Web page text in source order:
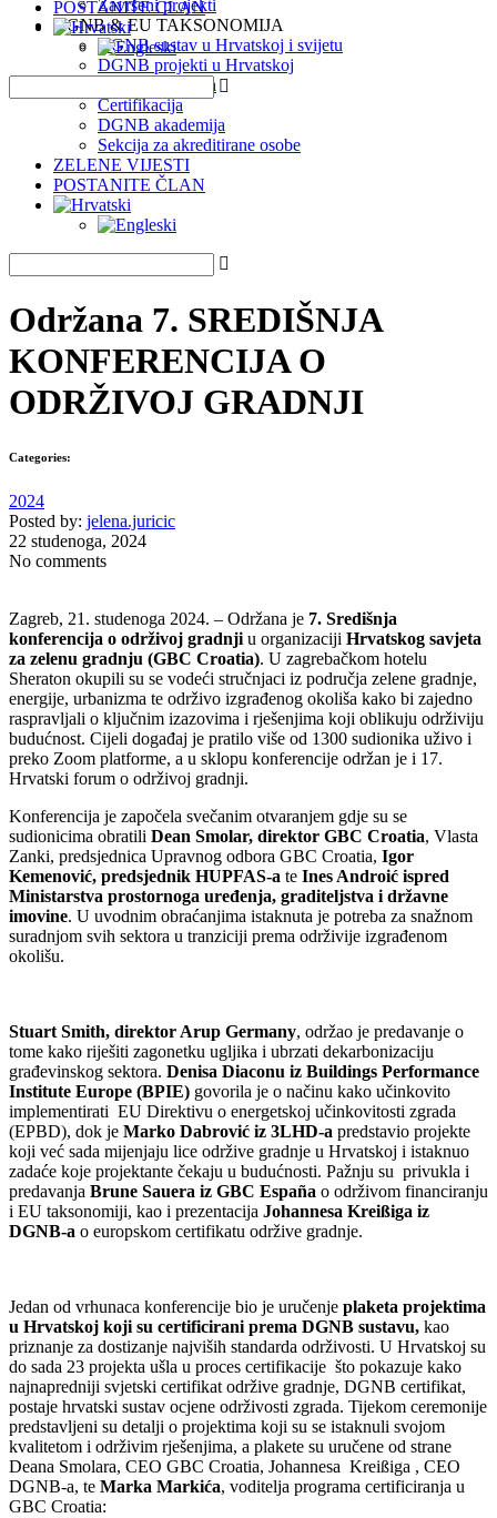
Završeni projekti
DGNB & EU TAKSONOMIJA
DGNB sustav u Hrvatskoj i svijetu
DGNB projekti u Hrvatskoj
EU Taksonomija
Certifikacija
DGNB akademija
Sekcija za akreditirane osobe
ZELENE VIJESTI
POSTANITE ČLAN
POSTANITE ČLAN
Održana 7. SREDIŠNJA
KONFERENCIJA O
ODRŽIVOJ GRADNJI
Categories:
2024
Posted by: jelena.juricic
22 studenoga, 2024
No comments
Zagreb, 21. studenoga 2024. – Održana je 7. Središnja
konferencija o održivoj gradnji u organizaciji Hrvatskog savjeta
za zelenu gradnju (GBC Croatia). U zagrebačkom hotelu
Sheraton okupili su se vodeći stručnjaci iz područja zelene gradnje,
energije, urbanizma te održivo izgrađenog okoliša kako bi zajedno
raspravljali o ključnim izazovima i rješenjima koji oblikuju održiviju
budućnost. Cijeli događaj je pratilo više od 1300 sudionika uživo i
preko Zoom platforme, a u sklopu konferencije održan je i 17.
Hrvatski forum o održivoj gradnji.
Konferencija je započela svečanim otvaranjem gdje su se
sudionicima obratili Dean Smolar, direktor GBC Croatia, Vlasta
Zanki, predsjednica Upravnog odbora GBC Croatia, Igor
Kemenović, predsjednik HUPFAS-a te Ines Androić ispred
Ministarstva prostornoga uređenja, graditeljstva i državne
imovine. U uvodnim obraćanjima istaknuta je potreba za snažnom
suradnjom svih sektora u tranziciji prema održivije izgrađenom
okolišu.
Stuart Smith, direktor Arup Germany, održao je predavanje o
tome kako riješiti zagonetku ugljika i ubrzati dekarbonizaciju
građevinskog sektora. Denisa Diaconu iz Buildings Performance
Institute Europe (BPIE) govorila je o načinu kako učinkovito
implementirati EU Direktivu o energetskoj učinkovitosti zgrada
(EPBD), dok je Marko Dabrović iz 3LHD-a predstavio projekte
koji već sada mijenjaju lice održive gradnje u Hrvatskoj i istaknuo
zadaće koje projektante čekaju u budućnosti. Pažnju su privukla i
predavanja Brune Sauera iz GBC España o održivom financiranju
i EU taksonomiji, kao i prezentacija Johannesa Kreißiga iz
DGNB-a o europskom certifikatu održive gradnje.
Jedan od vrhunaca konferencije bio je uručenje plaketa projektima
u Hrvatskoj koji su certificirani prema DGNB sustavu, kao
priznanje za dostizanje najviših standarda održivosti. U Hrvatskoj su
do sada 23 projekta ušla u proces certifikacije što pokazuje kako
najnapredniji svjetski certifikat održive gradnje, DGNB certifikat,
postaje hrvatski sustav ocjene održivosti zgrada. Tijekom ceremonije
predstavljeni su detalji o projektima koji su se istaknuli svojom
kvalitetom i održivim rješenjima, a plakete su uručene od strane
Deana Smolara, CEO GBC Croatia, Johannesa Kreißiga , CEO
DGNB-a, te Marka Markića, voditelja programa certificiranja u
GBC Croatia: